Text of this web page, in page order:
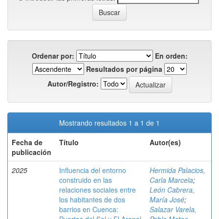
Ordenar por:
En orden:
Resultados por página
Autor/Registro:
Mostrando resultados 1 a 1 de 1
Fecha de
publicación
Título Autor(es)
2025
Influencia del entorno
construido en las
relaciones sociales entre
los habitantes de dos
barrios en Cuenca:
Hermida Palacios,
Carla Marcela;
León Cabrera,
María José;
Salazar Varela,